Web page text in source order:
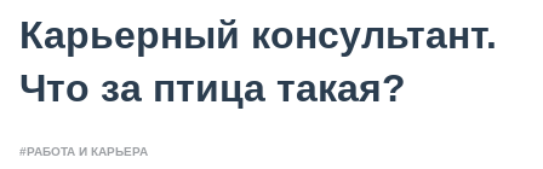
Карьерный консультант.
Что за птица такая?
#РАБОТА И КАРЬЕРА